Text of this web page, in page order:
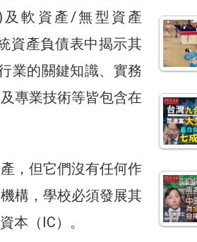
及軟資產/無型資產
資產負債表中揭示其
業的關鍵知識、實務
專業技術等皆包含在
，但它們沒有任何作
構，學校必須發展其
本（IC）。